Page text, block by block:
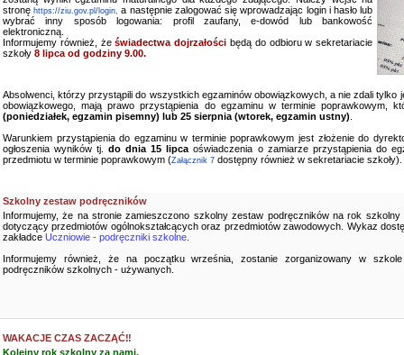
stronęhttps://ziu.gov.pl/login, a następnie zalogować się wprowadzając login i hasło lub
wybrać inny sposób logowania: profil zaufany, e-dowód lub bankowość
elektroniczną.
Informujemy również, żeświadectwa dojrzałości będą do odbioru w sekretariacie
szkoły 8 lipca od godziny 9.00.
Absolwenci, którzy przystąpili do wszystkich egzaminów obowiązkowych, a nie zdali tylko
obowiązkowego, mają prawo przystąpienia do egzaminu w terminie poprawkowym,
(poniedziałek, egzamin pisemny) lub 25 sierpnia (wtorek, egzamin ustny)
Warunkiem przystąpienia do egzaminu w terminie poprawkowym jest złożenie do
ogłoszenia wyników tj.do dnia 15 lipca oświadczenia o zamiarze przystąpienia do
przedmiotu w terminie poprawkowym (Załącznik 7 dostępny również w sekretariacie szkoły).
Szkolny zestaw podręczników
Informujemy, że na stronie zamieszczono szkolny zestaw podręczników na rok szkolny
dotyczący przedmiotów ogólnokształcących oraz przedmiotów zawodowych. Wykaz
zakładce Uczniowie - podręczniki szkolne
Informujemy również, że na początku września, zostanie zorganizowany w
podręczników szkolnych - używanych.
WAKACJE CZAS ZACZĄĆ‼️
Kolejny rok szkolny za nami.